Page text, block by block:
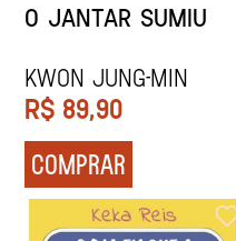
O JANTAR SUMIU
Kwon Jung-min
R$ 89,90
COMPRAR